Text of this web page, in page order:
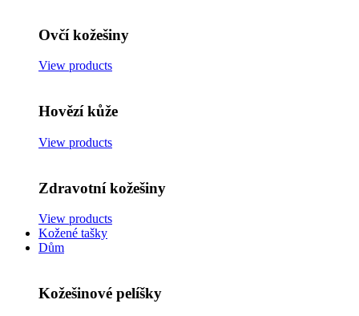
Ovčí kožešiny
View products
Hovězí kůže
View products
Zdravotní kožešiny
View products
Kožené tašky
Dům
Kožešinové pelíšky